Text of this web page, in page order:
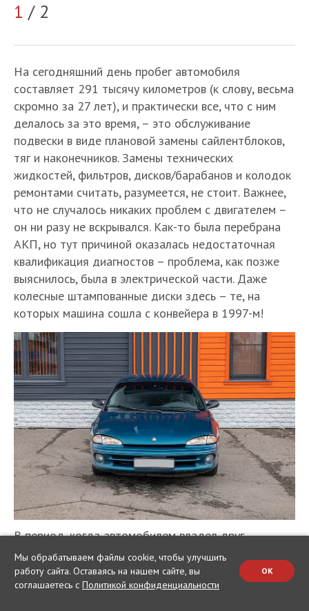
1 / 2
На сегодняшний день пробег автомобиля
составляет 291 тысячу километров (к слову, весьма
скромно за 27 лет), и практически все, что с ним
делалось за это время, – это обслуживание
подвески в виде плановой замены сайлентблоков,
тяг и наконечников. Замены технических
жидкостей, фильтров, дисков/барабанов и колодок
ремонтами считать, разумеется, не стоит. Важнее,
что не случалось никаких проблем с двигателем –
он ни разу не вскрывался. Как-то была перебрана
АКП, но тут причиной оказалась недостаточная
квалификация диагностов – проблема, как позже
выяснилось, была в электрической части. Даже
колесные штампованные диски здесь – те, на
которых машина сошла с конвейера в 1997-м!
В период, когда автомобилем владел друг
Дмитрия, на машину устанавливалось
газобаллонное оборудование, но впоследствии его
демонтировали; осталась только заправочная
Мы обрабатываем файлы cookie, чтобы улучшить
работу сайта. Оставаясь на нашем сайте, вы
соглашаетесь с Политикой конфиденциальности
OK